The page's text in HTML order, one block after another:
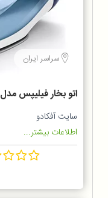
سراسر ایران
اتو بخار فیلیپس مدل GC4532
سایت آفکادو
اطلاعات بیشتر...